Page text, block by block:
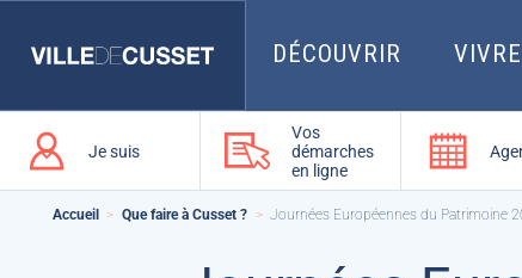
DÉCOUVRIR VIVRE
vous
Je suis
Vos
démarches
en ligne
Accueil Que faire à Cusset ? Journées Européennes du Patrimoine